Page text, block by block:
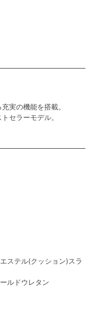
実の機能を搭載。
セラーモデル。
ステル(クッション)スラ
ルドウレタン